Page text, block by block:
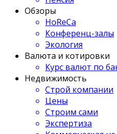
Обзоры
HoReCa
Конференц-залы
Экология
Валюта и котировки
Курс валют по
Недвижимость
Строй компании
Цены
Строим сами
Экспертиза